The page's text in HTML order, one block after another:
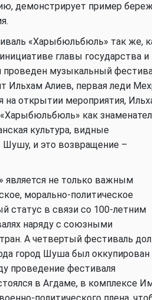
демонстрирует пример
«Харыбюльбюль» так же,
главы государства и
проведен музыкальный
Ильхам Алиев, первая леди
на открытии мероприятия,
как
культура, видные
Шушу, и это возвращение –
не только важным
морально-политическое
статус в связи со 100-летним
наряду с союзными
А четвертый фестиваль
город Шуша был оккупирован
проведение фестиваля
в Агдаме, в комплексе